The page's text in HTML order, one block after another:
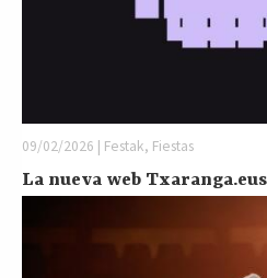
09/02/2026 | Festak, Fiestas
La nueva web Txaranga.eus